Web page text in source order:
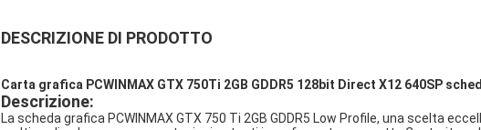
DESCRIZIONE DI PRODOTTO
Carta grafica PCWINMAX GTX 750Ti 2GB GDDR5 128bit Direct X12 640SP
Descrizione:
La scheda grafica PCWINMAX GTX 750 Ti 2GB GDDR5 Low Profile, una scelta